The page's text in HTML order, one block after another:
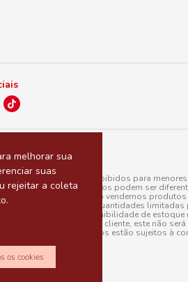
melhorar sua
suas
rejeitar a coleta
os cookies
alcoólicas são proibidos para
sendo que seus preços podem ser
produtos variáveis; e não vendemos
promoção possuem quantidades limitadas
ligada à disponibilidade de
a faltar no pedido do cliente, este não
todos os pedidos estão sujeitos à